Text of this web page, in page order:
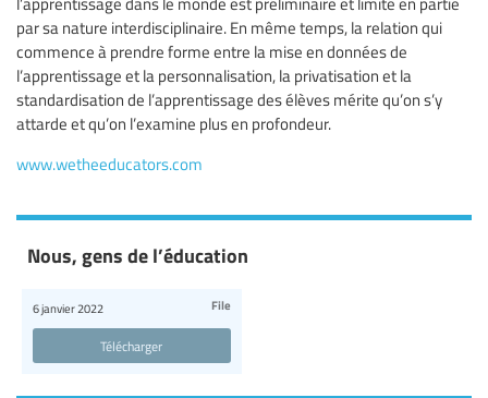
par sa nature interdisciplinaire. En même temps, la relation qui
commence à prendre forme entre la mise en données de
l’apprentissage et la personnalisation, la privatisation et la
standardisation de l’apprentissage des élèves mérite qu’on s’y
attarde et qu’on l’examine plus en profondeur.
www.wetheeducators.com
Nous, gens de l’éducation
6 janvier 2022 File
Télécharger